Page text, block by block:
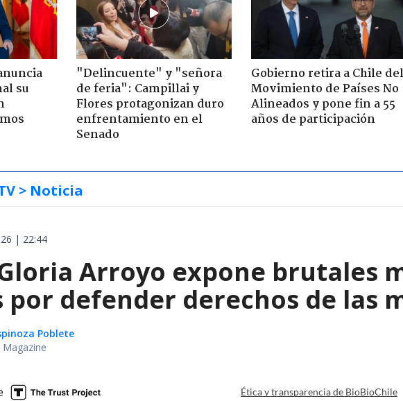
su
"Delincuente" y "señora
de feria": Campillai y
Flores protagonizan duro
enfrentamiento en el
Senado
Gobierno retira a Chile del
Movimiento de Países No
Alineados y pone fin a 55
años de participación
> Noticia
| 22:44
Arroyo expone brutales
por defender derechos de las
Poblete
Ética y transparencia de BioBioChile